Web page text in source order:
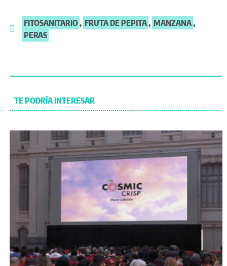
FITOSANITARIO, FRUTA DE PEPITA, MANZANA,
PERAS
TE PODRÍA INTERESAR